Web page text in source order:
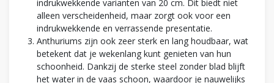
indrukwekkende varianten van 20 cm. Dit biedt niet
alleen verscheidenheid, maar zorgt ook voor een
indrukwekkende en verrassende presentatie.
Anthuriums zijn ook zeer sterk en lang houdbaar, wat
betekent dat je wekenlang kunt genieten van hun
schoonheid. Dankzij de sterke steel zonder blad blijft
het water in de vaas schoon, waardoor je nauwelijks